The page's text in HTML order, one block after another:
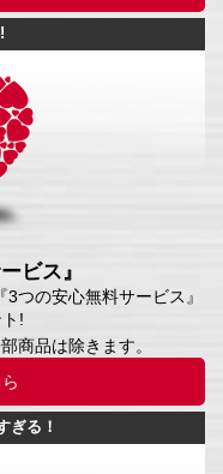
ビス』
つの安心無料サービス』
!
商品は除きます。
ぎる！